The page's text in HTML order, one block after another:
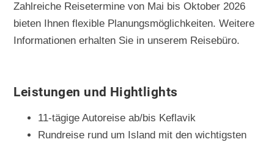
Zahlreiche Reisetermine von Mai bis Oktober 2026
bieten Ihnen flexible Planungsmöglichkeiten. Weitere
Informationen erhalten Sie in unserem Reisebüro.
Leistungen und Hightlights
11-tägige Autoreise ab/bis Keflavik
Rundreise rund um Island mit den wichtigsten